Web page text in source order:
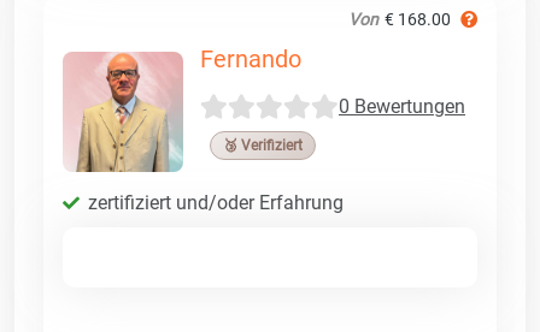
Von € 168.00
Fernando
0 Bewertungen
🥉 Verifiziert
zertifiziert und/oder Erfahrung